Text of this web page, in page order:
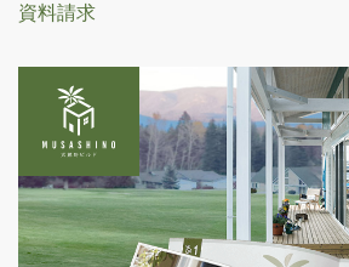
資料請求